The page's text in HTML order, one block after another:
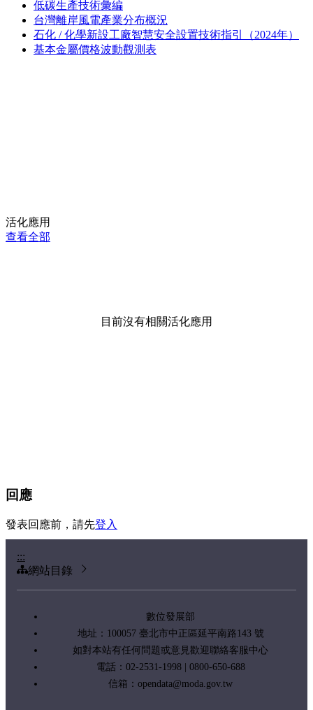
低碳生產技術彙編
台灣離岸風電產業分布概況
石化 / 化學新設工廠智慧安全設置技術指引（2024年）
基本金屬價格波動觀測表
活化應用
查看全部
目前沒有相關活化應用
回應
發表回應前，請先登入
:::
網站目錄
數位發展部
地址：100057 臺北市中正區延平南路143 號
如對本站有任何問題或意見歡迎聯絡客服中心
電話：02-2531-1998 | 0800-650-688
信箱： opendata@moda.gov.tw